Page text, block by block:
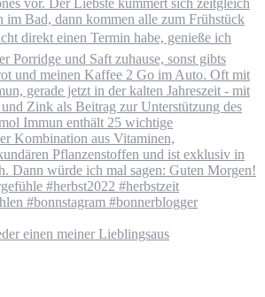
einen meiner Lieblingsaus